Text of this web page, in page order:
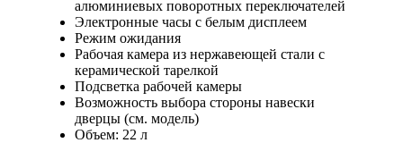
алюминиевых поворотных переключателей
Электронные часы с белым дисплеем
Режим ожидания
Рабочая камера из нержавеющей стали с
керамической тарелкой
Подсветка рабочей камеры
Возможность выбора стороны навески
дверцы (см. модель)
Объем: 22 л